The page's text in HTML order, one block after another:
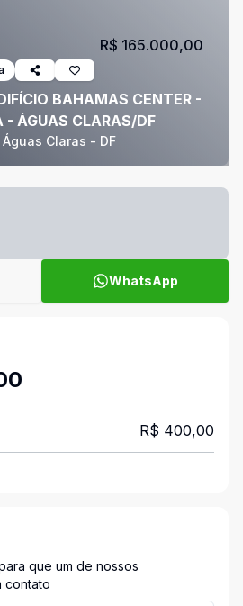
BAHAMAS CENTER -
- ÁGUAS CLARAS/DF
Claras - DF
R$ 165.000,00
WhatsApp
R$ 400,00
que um de nossos
contato